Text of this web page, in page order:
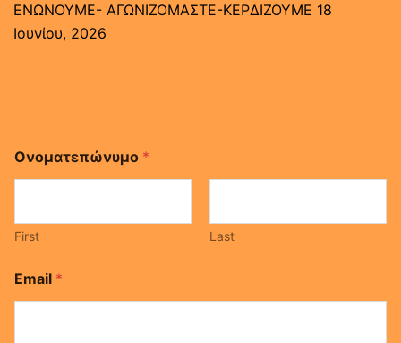
ΕΝΩΝΟΥΜΕ- ΑΓΩΝΙΖΟΜΑΣΤΕ-ΚΕΡΔΙΖΟΥΜΕ 18
Ιουνίου, 2026
Ονοματεπώνυμο *
First Last
*
Μ
Email *